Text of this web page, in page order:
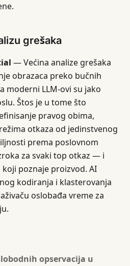
grešaka
— Većina analize grešaka
obrazaca preko bučnih
moderni LLM-ovi su jako
Štos je u tome što
pravog obima,
otkaza od jedinstvenog
prema poslovnom
za svaki top otkaz — i
poznaje proizvod. AI
kodiranja i klasterovanja
oslobađa vreme za
opservacija u